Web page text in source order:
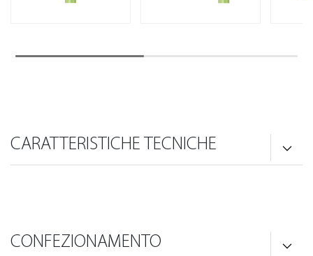
CARATTERISTICHE TECNICHE
CONFEZIONAMENTO